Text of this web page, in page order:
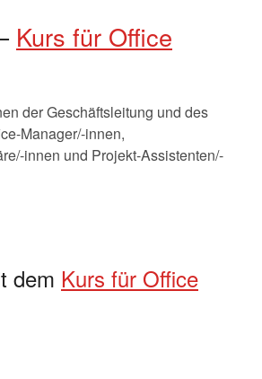
Kurs für Office
der Geschäftsleitung und des
Manager/-innen,
innen und Projekt-Assistenten/-
dem Kurs für Office